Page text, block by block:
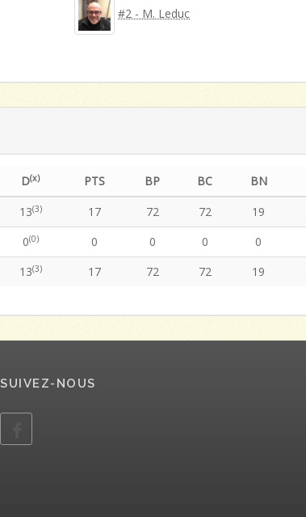
#2 - M. Leduc
D(x) PTS BP BC BN
13(3) 17 72 72 19
0(0) 0 0 0 0
13(3) 17 72 72 19
SUIVEZ-NOUS